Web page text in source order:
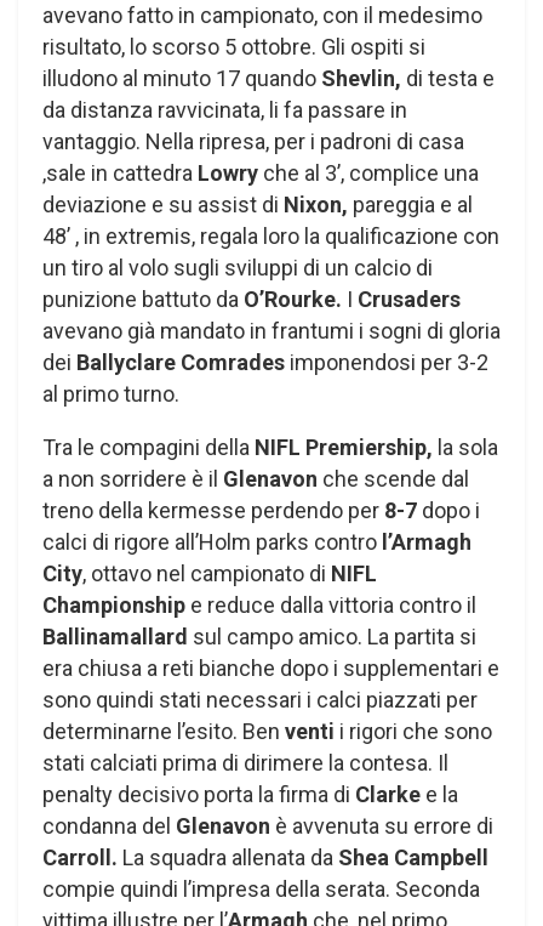
avevano fatto in campionato, con il medesimo
risultato, lo scorso 5 ottobre. Gli ospiti si
illudono al minuto 17 quando Shevlin, di testa e
da distanza ravvicinata, li fa passare in
vantaggio. Nella ripresa, per i padroni di casa
,sale in cattedra Lowry che al 3’, complice una
deviazione e su assist di Nixon, pareggia e al
48’ , in extremis, regala loro la qualificazione con
un tiro al volo sugli sviluppi di un calcio di
punizione battuto da O’Rourke. I Crusaders
avevano già mandato in frantumi i sogni di gloria
dei Ballyclare Comrades imponendosi per 3-2
al primo turno.
Tra le compagini della NIFL Premiership, la sola
a non sorridere è il Glenavon che scende dal
treno della kermesse perdendo per 8-7 dopo i
calci di rigore all’Holm parks contro l’Armagh
City, ottavo nel campionato di NIFL
Championship e reduce dalla vittoria contro il
Ballinamallard sul campo amico. La partita si
era chiusa a reti bianche dopo i supplementari e
sono quindi stati necessari i calci piazzati per
determinarne l’esito. Ben venti i rigori che sono
stati calciati prima di dirimere la contesa. Il
penalty decisivo porta la firma di Clarke e la
condanna del Glenavon è avvenuta su errore di
Carroll. La squadra allenata da Shea Campbell
compie quindi l’impresa della serata. Seconda